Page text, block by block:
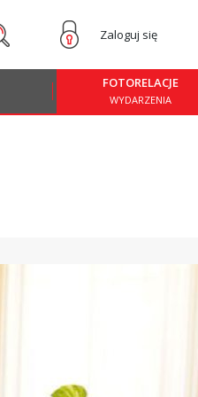
Zaloguj się
FOTORELACJE
WYDARZENIA